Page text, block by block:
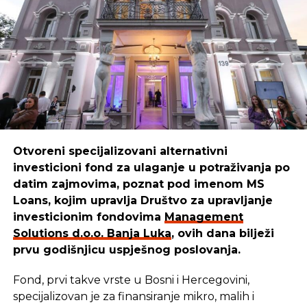
SRNA
Otvoreni specijalizovani alternativni
investicioni fond za ulaganje u potraživanja po
datim zajmovima, poznat pod imenom MS
Loans, kojim upravlja Društvo za upravljanje
investicionim fondovima Management
Solutions d.o.o. Banja Luka, ovih dana bilježi
prvu godišnjicu uspješnog poslovanja.
Fond, prvi takve vrste u Bosni i Hercegovini,
specijalizovan je za finansiranje mikro, malih i